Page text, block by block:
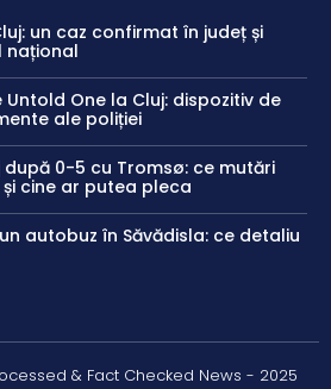
un caz confirmat în județ și
național
Untold One la Cluj: dispozitiv de
ale poliției
după 0-5 cu Tromsø: ce mutări
cine ar putea pleca
autobuz în Săvădisla: ce detaliu
& Fact Checked News - 2025